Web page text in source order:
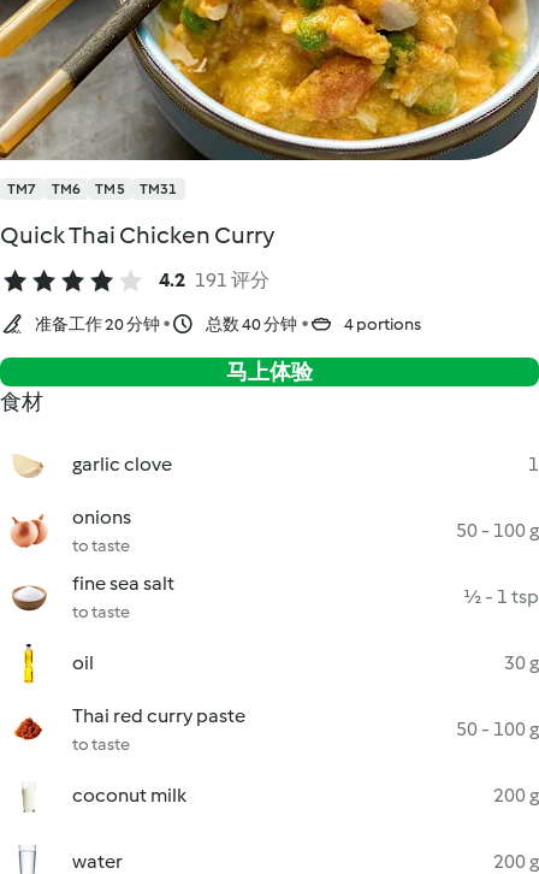
TM7 TM6 TM5 TM31
Quick Thai Chicken Curry
4.2 191 评分
准备工作 20 分钟 总数 40 分钟 4 portions
马上体验
食材
garlic clove 1
onions
to taste
50 - 100 g
fine sea salt
to taste
½ - 1 tsp
oil 30 g
Thai red curry paste
to taste
50 - 100 g
coconut milk 200 g
water 200 g